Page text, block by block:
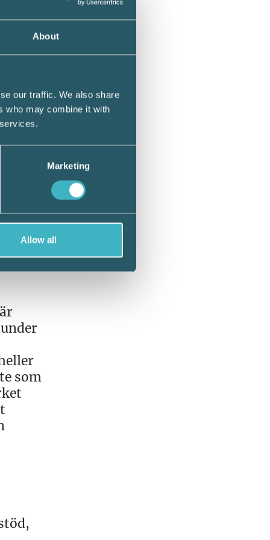
About
our traffic. We also share
who may combine it with
Marketing
Allow all
är
finns
ett
som